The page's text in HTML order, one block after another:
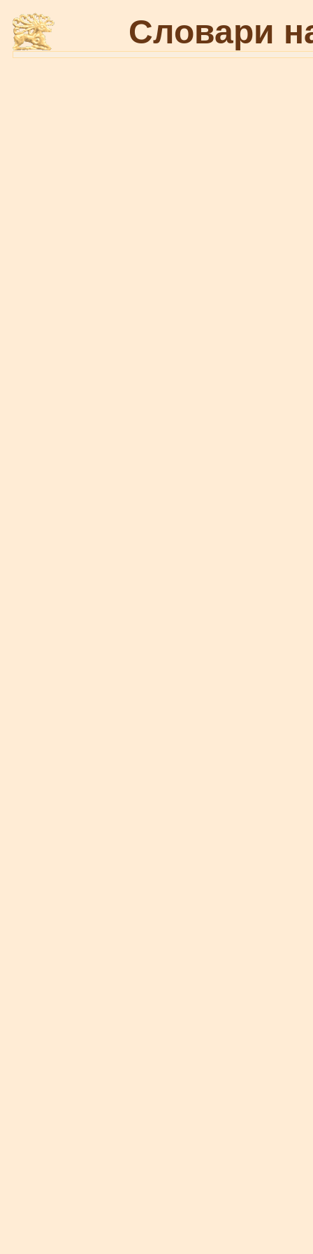
Словари